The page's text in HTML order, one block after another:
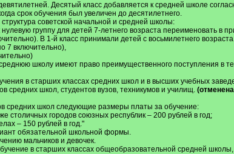
Десятый класс добавляется к средней школе
срок обучения был увеличен до десятилетнего.
советской начальной и средней школы:
группу для детей 7-летнего возраста переименовать в
В 1-й класс принимали детей с восьмилетнего
7 включительно),
школу имеют право преимущественного поступления в
в старших классах средних школ и в высших учебных
средних школ, студентов вузов, техникумов и училищ.
средних школ следующие размеры платы за обучение:
столичных городов союзных республик – 200 рублей в год;
– 150 рублей в год."
обязательной школьной формы.
мальчиков и девочек.
в старших классах общеобразовательной средней